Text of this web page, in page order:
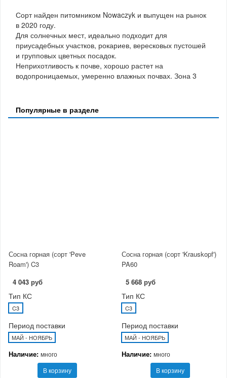
Сорт найден питомником Nowaczyk и выпущен на рынок
в 2020 году.
Для солнечных мест, идеально подходит для
приусадебных участков, рокариев, вересковых пустошей
и групповых цветных посадок.
Неприхотливость к почве, хорошо растет на
водопроницаемых, умеренно влажных почвах. Зона 3
Популярные в разделе
Сосна горная (сорт 'Peve
Roam') C3
4 043 руб
Тип КС
C3
Период поставки
МАЙ - НОЯБРЬ
Наличие: много
В корзину
Сосна горная (сорт 'Krauskopf')
PA60
5 668 руб
Тип КС
C3
Период поставки
МАЙ - НОЯБРЬ
Наличие: много
В корзину